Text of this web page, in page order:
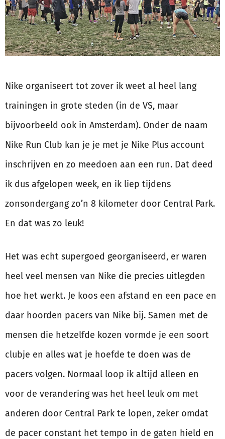
Nike organiseert tot zover ik weet al heel lang
trainingen in grote steden (in de VS, maar
bijvoorbeeld ook in Amsterdam). Onder de naam
Nike Run Club kan je je met je Nike Plus account
inschrijven en zo meedoen aan een run. Dat deed
ik dus afgelopen week, en ik liep tijdens
zonsondergang zo’n 8 kilometer door Central Park.
En dat was zo leuk!
Het was echt supergoed georganiseerd, er waren
heel veel mensen van Nike die precies uitlegden
hoe het werkt. Je koos een afstand en een pace en
daar hoorden pacers van Nike bij. Samen met de
mensen die hetzelfde kozen vormde je een soort
clubje en alles wat je hoefde te doen was de
pacers volgen. Normaal loop ik altijd alleen en
voor de verandering was het heel leuk om met
anderen door Central Park te lopen, zeker omdat
de pacer constant het tempo in de gaten hield en